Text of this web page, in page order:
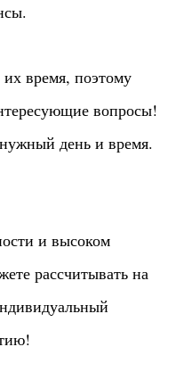
время, поэтому
вопросы!
день и время.
и высоком
рассчитывать на